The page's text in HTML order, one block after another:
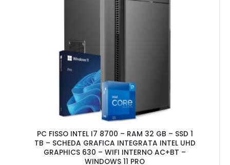
PC FISSO INTEL I7 8700 – RAM 32 GB – SSD 1
TB – SCHEDA GRAFICA INTEGRATA INTEL UHD
GRAPHICS 630 – WIFI INTERNO AC+BT –
WINDOWS 11 PRO